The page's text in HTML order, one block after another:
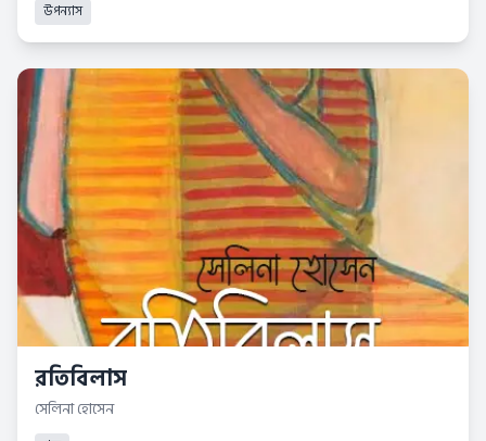
উপন্যাস
রতিবিলাস
সেলিনা হোসেন